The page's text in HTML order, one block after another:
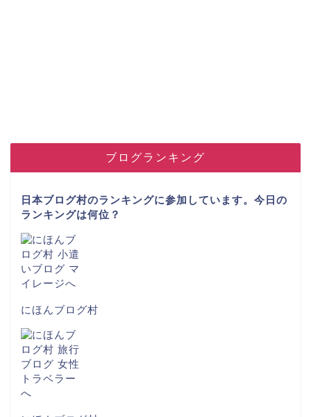
ブログランキング
日本ブログ村のランキングに参加しています。今日の
ランキングは何位？
にほんブログ村